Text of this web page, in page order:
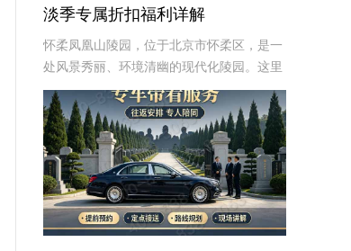
淡季专属折扣福利详解
怀柔凤凰山陵园，位于北京市怀柔区，是一
处风景秀丽、环境清幽的现代化陵园。这里
依山傍水，绿树成荫，为逝者提供了一个宁
静而庄严的安息之地。近年来，随着人们对
逝者安葬方式的不断追求，墓碑作为纪念逝
者、寄托哀